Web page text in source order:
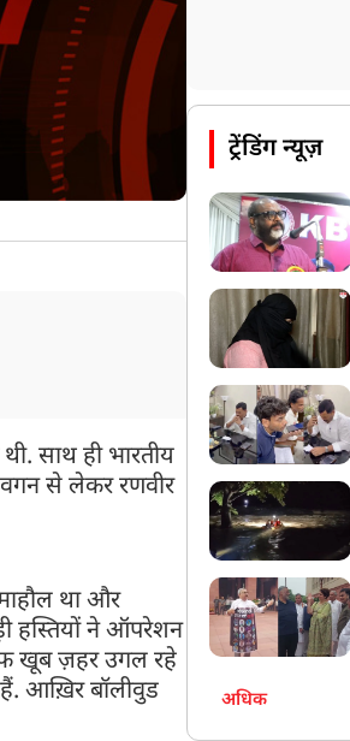
साथ ही भारतीय
से लेकर रणवीर
था और
हस्तियों ने ऑपरेशन
खूब ज़हर उगल रहे
आख़िर बॉलीवुड
ट्रेंडिंग न्यूज़
अधिक